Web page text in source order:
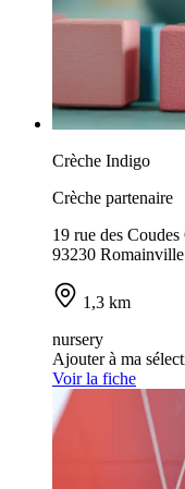
Crèche Indigo
Crèche partenaire
19 rue des Coudes
93230 Romainville
1,3 km
nursery
Ajouter à ma
Voir la fiche